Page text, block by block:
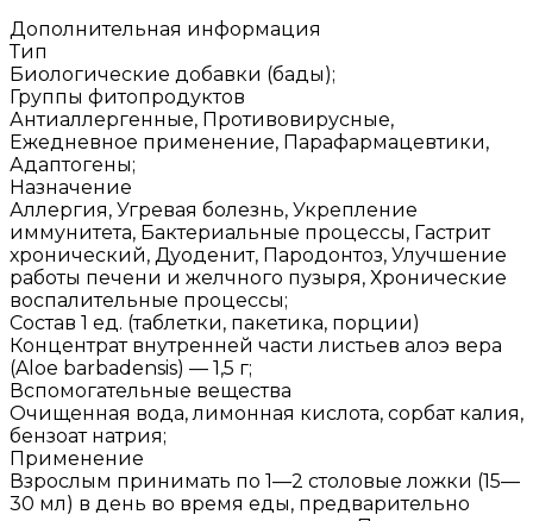
Дополнительная информация
Тип
Биологические добавки (бады);
Группы фитопродуктов
Антиаллергенные, Противовирусные,
Ежедневное применение, Парафармацевтики,
Адаптогены;
Назначение
Аллергия, Угревая болезнь, Укрепление
иммунитета, Бактериальные процессы, Гастрит
хронический, Дуоденит, Пародонтоз, Улучшение
работы печени и желчного пузыря, Хронические
воспалительные процессы;
Состав 1 ед. (таблетки, пакетика, порции)
Концентрат внутренней части листьев алоэ вера
(Aloe barbadensis) — 1,5 г;
Вспомогательные вещества
Очищенная вода, лимонная кислота, сорбат калия,
бензоат натрия;
Применение
Взрослым принимать по 1—2 столовые ложки (15—
30 мл) в день во время еды, предварительно